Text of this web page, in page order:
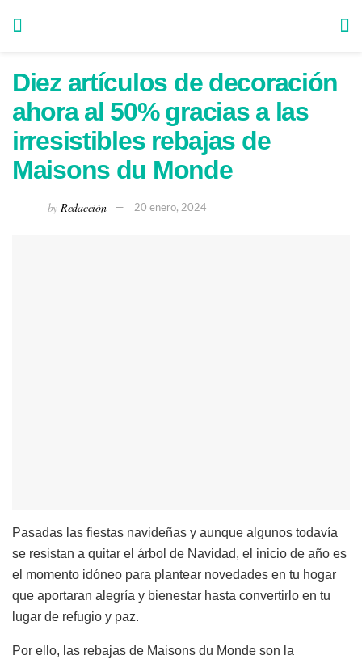
Diez artículos de decoración
ahora al 50% gracias a las
irresistibles rebajas de
Maisons du Monde
by Redacción 20 enero, 2024
Pasadas las fiestas navideñas y aunque algunos todavía
se resistan a quitar el árbol de Navidad, el inicio de año es
el momento idóneo para plantear novedades en tu hogar
que aportaran alegría y bienestar hasta convertirlo en tu
lugar de refugio y paz.
Por ello, las rebajas de Maisons du Monde son la